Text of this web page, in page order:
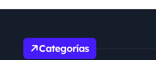
Categorías